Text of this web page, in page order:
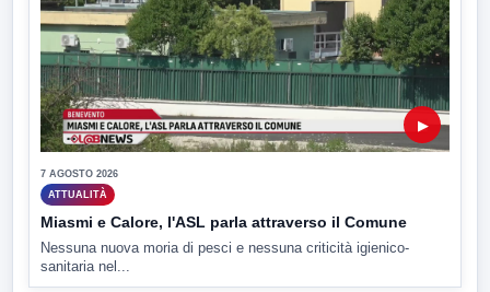
▶
7 AGOSTO 2026
ATTUALITÀ
Miasmi e Calore, l'ASL parla attraverso il Comune
Nessuna nuova moria di pesci e nessuna criticità igienico-
sanitaria nel...